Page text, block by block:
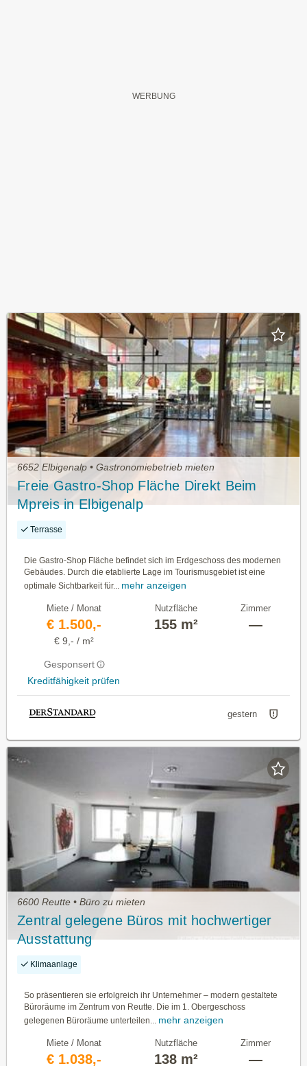
6652 Elbigenalp • Gastronomiebetrieb mieten
Freie Gastro-Shop Fläche Direkt Beim
Mpreis in Elbigenalp
Terrasse
Die Gastro-Shop Fläche befindet sich im Erdgeschoss des modernen
Gebäudes. Durch die etablierte Lage im Tourismusgebiet ist eine
optimale Sichtbarkeit für... mehr anzeigen
Miete / Monat
€ 1.500,-
€ 9,- / m²
Gesponsert
Kreditfähigkeit prüfen
Nutzfläche
155 m²
Zimmer
—
gestern
6600 Reutte • Büro zu mieten
Zentral gelegene Büros mit hochwertiger
Ausstattung
Klimaanlage
So präsentieren sie erfolgreich ihr Unternehmer – modern gestaltete
Büroräume im Zentrum von Reutte. Die im 1. Obergeschoss
gelegenen Büroräume unterteilen...
mehr anzeigen
Miete / Monat
€ 1.038,-
Nutzfläche
138 m²
Zimmer
—